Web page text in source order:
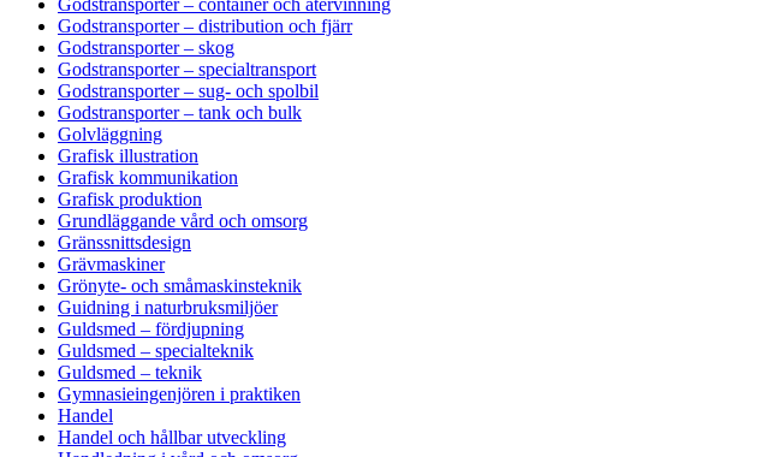
Godstransporter – distribution och fjärr
Godstransporter – skog
Godstransporter – specialtransport
Godstransporter – sug- och spolbil
Godstransporter – tank och bulk
Golvläggning
Grafisk illustration
Grafisk kommunikation
Grafisk produktion
Grundläggande vård och omsorg
Gränssnittsdesign
Grävmaskiner
Grönyte- och småmaskinsteknik
Guidning i naturbruksmiljöer
Guldsmed – fördjupning
Guldsmed – specialteknik
Guldsmed – teknik
Gymnasieingenjören i praktiken
Handel
Handel och hållbar utveckling